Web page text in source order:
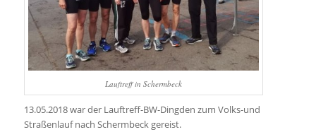
Lauftreff in Schermbeck
13.05.2018 war der Lauftreff-BW-Dingden zum Volks-und
Straßenlauf nach Schermbeck gereist.